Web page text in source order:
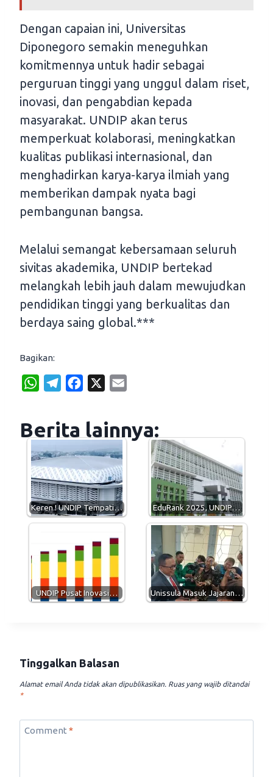
Dengan capaian ini, Universitas
Diponegoro semakin meneguhkan
komitmennya untuk hadir sebagai
perguruan tinggi yang unggul dalam riset,
inovasi, dan pengabdian kepada
masyarakat. UNDIP akan terus
memperkuat kolaborasi, meningkatkan
kualitas publikasi internasional, dan
menghadirkan karya-karya ilmiah yang
memberikan dampak nyata bagi
pembangunan bangsa.
Melalui semangat kebersamaan seluruh
sivitas akademika, UNDIP bertekad
melangkah lebih jauh dalam mewujudkan
pendidikan tinggi yang berkualitas dan
berdaya saing global.***
Bagikan:
W
t
s
A
p
p
e
g
r
a
m
e
b
o
o
k
i
Berita lainnya:
Keren ! UNDIP Tempati… EduRank 2025, UNDIP…
UNDIP Pusat Inovasi… Unissula Masuk Jajaran…
Tinggalkan Balasan
Alamat email Anda tidak akan dipublikasikan. Ruas yang wajib ditandai
*
Comment *